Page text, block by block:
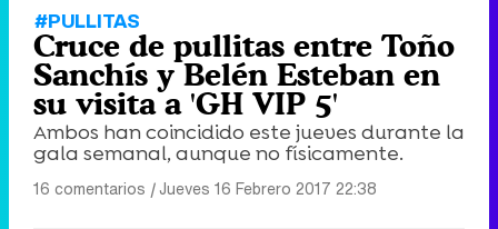
#PULLITAS
Cruce de pullitas entre Toño
Sanchís y Belén Esteban en
su visita a 'GH VIP 5'
Ambos han coincidido este jueves durante la
gala semanal, aunque no físicamente.
16 comentarios |Jueves 16 Febrero 2017 22:38